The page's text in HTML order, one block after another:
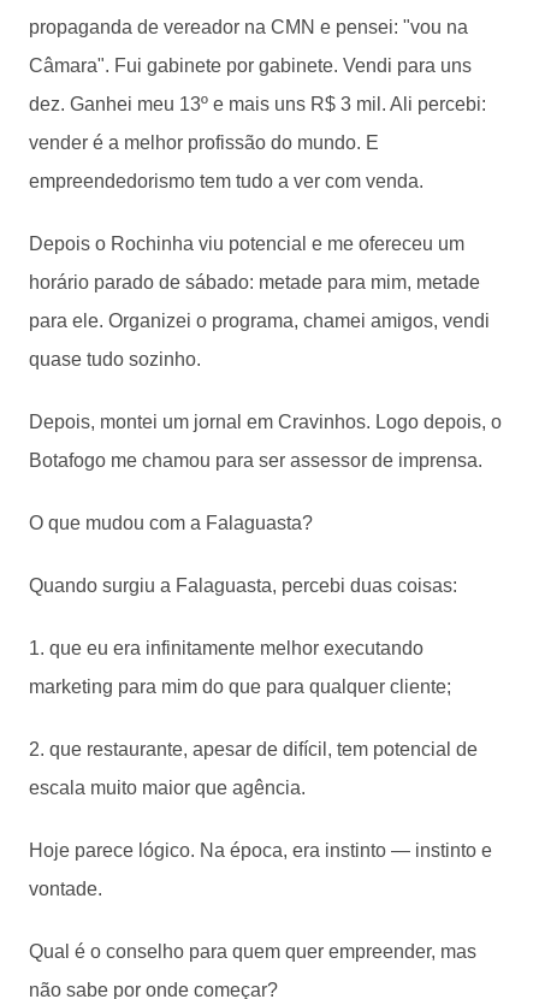
propaganda de vereador na CMN e pensei: "vou na
Câmara". Fui gabinete por gabinete. Vendi para uns
dez. Ganhei meu 13º e mais uns R$ 3 mil. Ali percebi:
vender é a melhor profissão do mundo. E
empreendedorismo tem tudo a ver com venda.
Depois o Rochinha viu potencial e me ofereceu um
horário parado de sábado: metade para mim, metade
para ele. Organizei o programa, chamei amigos, vendi
quase tudo sozinho.
Depois, montei um jornal em Cravinhos. Logo depois, o
Botafogo me chamou para ser assessor de imprensa.
O que mudou com a Falaguasta?
Quando surgiu a Falaguasta, percebi duas coisas:
1. que eu era infinitamente melhor executando
marketing para mim do que para qualquer cliente;
2. que restaurante, apesar de difícil, tem potencial de
escala muito maior que agência.
Hoje parece lógico. Na época, era instinto — instinto e
vontade.
Qual é o conselho para quem quer empreender, mas
não sabe por onde começar?